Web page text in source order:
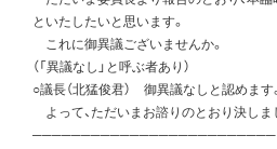
といたしたいと思います。
これに御異議ございませんか。
（「異議なし」と呼ぶ者あり）
○議長（北猛俊君） 御異議なしと認めます
よって、ただいまお諮りのとおり決しま
─────────────────────────